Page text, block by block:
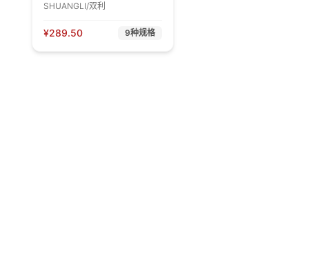
SHUANGLI/双利
¥289.50 9种规格